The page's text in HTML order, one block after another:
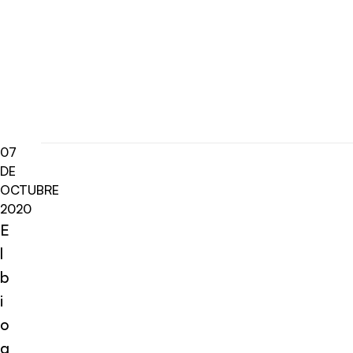
07
DE
OCTUBRE
2020
E
l
b
i
o
q